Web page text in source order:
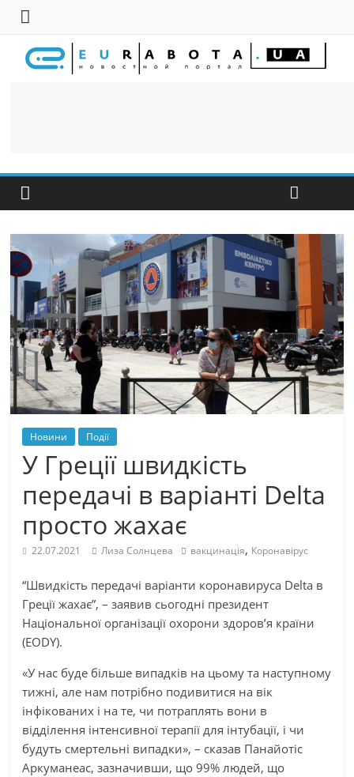
Новини Події
У Греції швидкість
передачі в варіанті Delta
просто жахає
22.07.2021 Лиза Солнцева вакцинація, Коронавірус
“Швидкість передачі варіанти коронавируса Delta в
Греції жахає”, – заявив сьогодні президент
Національної організації охорони здоров’я країни
(EODY).
«У нас буде більше випадків на цьому та наступному
тижні, але нам потрібно подивитися на вік
інфікованих і на те, чи потраплять вони в
відділення інтенсивної терапії для інтубації, і чи
будуть смертельні випадки», – сказав Панайотіс
Аркуманеас, зазначивши, що 99% людей, що